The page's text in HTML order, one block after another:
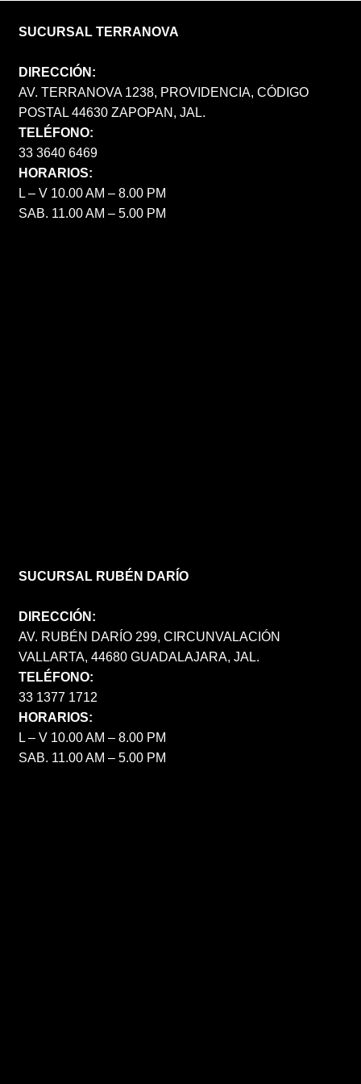
SUCURSAL TERRANOVA
DIRECCIÓN:
AV. TERRANOVA 1238, PROVIDENCIA, CÓDIGO
POSTAL 44630 ZAPOPAN, JAL.
TELÉFONO:
33 3640 6469
HORARIOS:
L – V 10.00 AM – 8.00 PM
SAB. 11.00 AM – 5.00 PM
SUCURSAL RUBÉN DARÍO
DIRECCIÓN:
AV. RUBÉN DARÍO 299, CIRCUNVALACIÓN
VALLARTA, 44680 GUADALAJARA, JAL.
TELÉFONO:
33 1377 1712
HORARIOS:
L – V 10.00 AM – 8.00 PM
SAB. 11.00 AM – 5.00 PM